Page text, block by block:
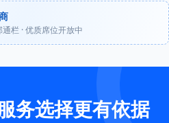
栏 · 优质席位开放中
务选择更有依据